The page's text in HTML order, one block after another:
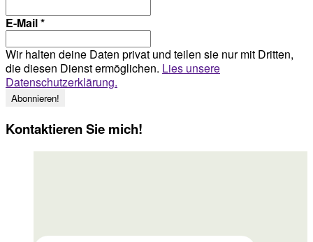
E-Mail*
Wir halten deine Daten privat und teilen sie nur mit Dritten,
die diesen Dienst ermöglichen. Lies unsere
Datenschutzerklärung.
Kontaktieren Sie mich!